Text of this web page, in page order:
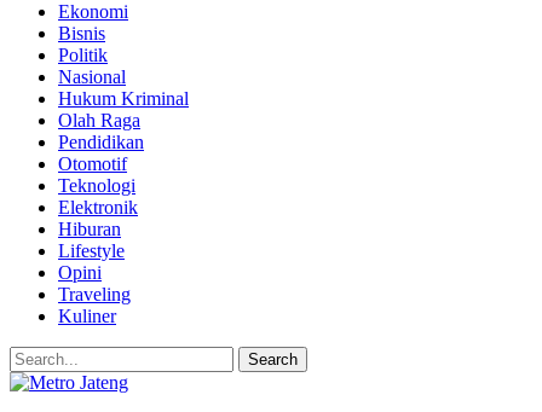
Ekonomi
Bisnis
Politik
Nasional
Hukum Kriminal
Olah Raga
Pendidikan
Otomotif
Teknologi
Elektronik
Hiburan
Lifestyle
Opini
Traveling
Kuliner